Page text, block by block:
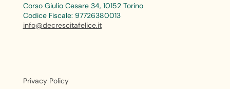
Corso Giulio Cesare 34, 10152 Torino
Codice Fiscale: 97726380013
info@decrescitafelice.it
Privacy Policy